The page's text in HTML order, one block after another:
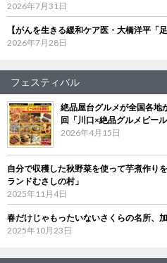
2026年7月31日
【がんを生きる緩和ケア医・大橋洋平「
2026年7月28日
フェスティバル
絶品屋台グルメが全国各
回「川口×絶品グルメビー
2026年4月15日
自分で収穫した秋野菜を使って芋煮作
ランドむさしの村」
2025年11月4日
春だけじゃもったいないさくらの名所、
2025年10月23日